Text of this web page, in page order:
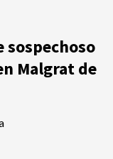
sospechoso
Malgrat de